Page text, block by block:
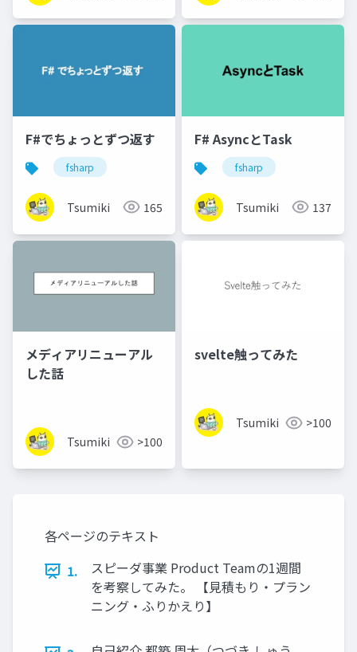
F#でちょっとずつ返す
fsharp
Tsumiki 165
F# AsyncとTask
fsharp
Tsumiki 137
メディアリニューアル
した話
Tsumiki >100
svelte触ってみた
Tsumiki >100
各ページのテキスト
1.
スピーダ事業 Product Teamの1週間
を考察してみた。 【見積もり・プラン
ニング・ふりかえり】